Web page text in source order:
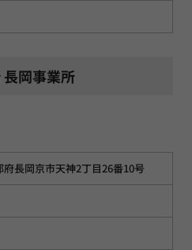
岡事業所
府長岡京市天神2丁目26番10号